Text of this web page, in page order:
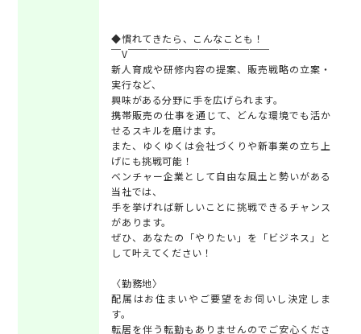
◆慣れてきたら、こんなことも！
￣V￣￣￣￣￣￣￣￣￣￣￣￣￣￣
新人育成や研修内容の提案、販売戦略の立案・
実行など、
興味がある分野に手を広げられます。
携帯販売の仕事を通じて、どんな環境でも活か
せるスキルを磨けます。
また、ゆくゆくは会社づくりや新事業の立ち上
げにも挑戦可能！
ベンチャー企業として自由な風土と勢いがある
当社では、
手を挙げれば新しいことに挑戦できるチャンス
があります。
ぜひ、あなたの「やりたい」を「ビジネス」と
して叶えてください！
〈勤務地〉
配属はお住まいやご要望をお伺いし決定しま
す。
転居を伴う転勤もありませんのでご安心くださ